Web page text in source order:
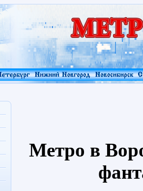
Метро в